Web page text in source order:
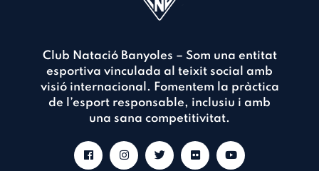
Club Natació Banyoles – Som una entitat
esportiva vinculada al teixit social amb
visió internacional. Fomentem la pràctica
de l’esport responsable, inclusiu i amb
una sana competitivitat.